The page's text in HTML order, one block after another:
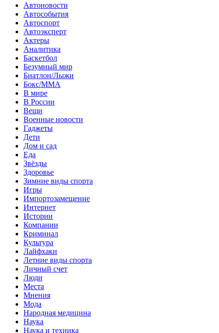
Автоновости
Автособытия
Автоспорт
Автоэксперт
Актеры
Аналитика
Баскетбол
Безумный мир
Биатлон/Лыжи
Бокс/MMA
В мире
В России
Вещи
Военные новости
Гаджеты
Дети
Дом и сад
Еда
Звёзды
Здоровье
Зимние виды спорта
Игры
Импортозамещение
Интернет
Истории
Компании
Криминал
Культура
Лайфхаки
Летние виды спорта
Личный счет
Люди
Места
Мнения
Мода
Народная медицина
Наука
Наука и техника